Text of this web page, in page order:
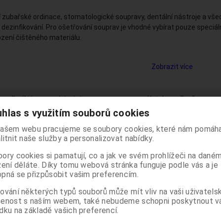
ordinace, stomatologické soupravy, dentální nástroje a
Pro ošetřování souprav je vhodné vybírat pouze
čištěného materiálu.
roztoky bez aldehydů na čištění plivátek, čističe na monitory a
Zobrazit více
podle:(Názvu produktu) Katalog Ceník
Sleva
30 %
ZP pro odborníky ZP pro
stomatology je určeno odborným pracovníkům ve
uvedené nejsou určeny pro laickou veřejnost.
stránek potvrzujete, že jste odborníkem ve smyslu
o regulaci reklamy.
že informace obsažené dále na těchto stránkách
nýbrž zdravotnickým odborníkům, a to se všemi
plynoucími pro laickou veřejnost.
s využitím souborů cookies
webu pracujeme se soubory cookies, které nám
naše služby a personalizovat nabídky.
cookies si pamatují, co a jak ve svém prohlížeči na daném
děláte. Díky tomu webová stránka funguje podle vás a je
se přizpůsobit vašim preferencím.
některých typů souborů může mít vliv na vaši
s naším webem, také nebudeme schopni poskytnout
na základě vašich preferencí.